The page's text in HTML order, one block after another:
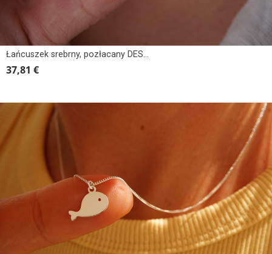
Łańcuszek srebrny, pozłacany DESKA SURF Z FALĄ
37,81 €